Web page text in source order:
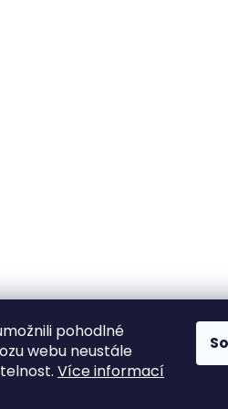
pohodlné
webu neustále
Více informací